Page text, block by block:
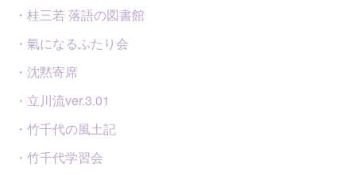
・桂三若 落語の図書館
・氣になるふたり会
・沈黙寄席
・立川流ver.3.01
・竹千代の風土記
・竹千代学習会